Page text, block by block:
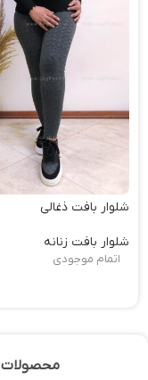
شلوار بافت ذغالی
شلوار بافت زنانه
اتمام موجودی
محصولات